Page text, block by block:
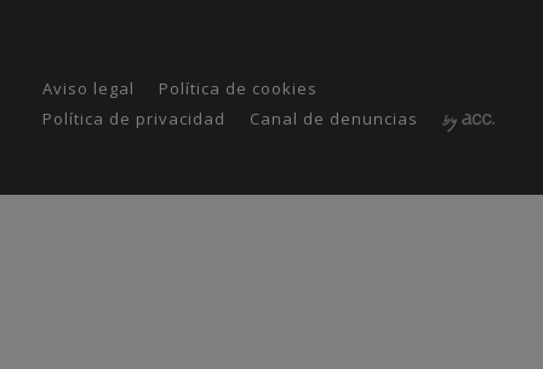
Aviso legal
Política de cookies
Política de privacidad
Canal de denuncias